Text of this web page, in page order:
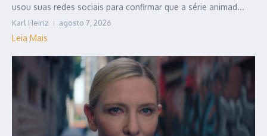
usou suas redes sociais para confirmar que a série animad...
Karl Heinz agosto 7, 2026
Leia Mais